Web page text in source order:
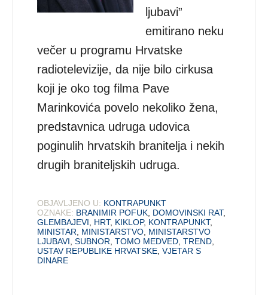
ljubavi”
emitirano neku
večer u programu Hrvatske
radiotelevizije, da nije bilo cirkusa
koji je oko tog filma Pave
Marinkovića povelo nekoliko žena,
predstavnica udruga udovica
poginulih hrvatskih branitelja i nekih
drugih braniteljskih udruga.
OBJAVLJENO U: KONTRAPUNKT
OZNAKE: BRANIMIR POFUK DOMOVINSKI RAT,
GLEMBAJEVI
HRT, KIKLOP, KONTRAPUNKT,
MINISTAR
MINISTARSTVO MINISTARSTVO
LJUBAVI ,SUBNOR ,TOMO MEDVED ,TREND
USTAV REPUBLIKE HRVATSKE ,VJETAR S
DINARE